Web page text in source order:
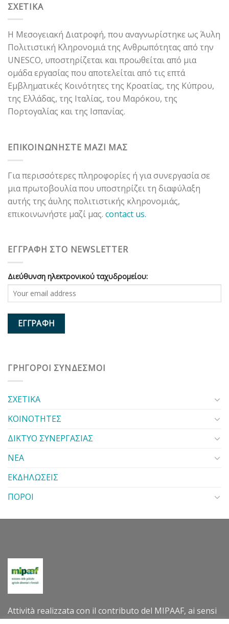
ΣΧΕΤΙΚΑ
Η Μεσογειακή Διατροφή, που αναγνωρίστηκε ως Άυλη
Πολιτιστική Κληρονομιά της Ανθρωπότητας από την
UNESCO, υποστηρίζεται και προωθείται από μια
ομάδα εργασίας που αποτελείται από τις επτά
Εμβληματικές Κοινότητες της Κροατίας, της Κύπρου,
της Ελλάδας, της Ιταλίας, του Μαρόκου, της
Πορτογαλίας και της Ισπανίας.
ΕΠΙΚΟΙΝΩΝΗΣΤΕ ΜΑΖΙ ΜΑΣ
Για περισσότερες πληροφορίες ή για συνεργασία σε
μια πρωτοβουλία που υποστηρίζει τη διαφύλαξη
αυτής της άυλης πολιτιστικής κληρονομιάς,
επικοινωνήστε μαζί μας. contact us.
ΕΓΓΡΑΦΗ ΣΤΟ NEWSLETTER
Διεύθυνση ηλεκτρονικού ταχυδρομείου:
ΓΡΗΓΟΡΟΙ ΣΥΝΔΕΣΜΟΙ
ΣΧΕΤΙΚΑ
ΚΟΙΝΟΤΗΤΕΣ
ΔΙΚΤΥΟ ΣΥΝΕΡΓΑΣΙΑΣ
ΝΕΑ
ΕΚΔΗΛΩΣΕΙΣ
ΠΟΡΟΙ
Attività realizzata con il contributo del MIPAAF, ai sensi